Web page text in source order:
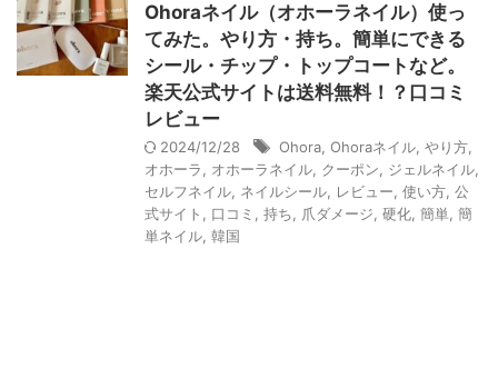
Ohoraネイル（オホーラネイル）使っ
てみた。やり方・持ち。簡単にできる
シール・チップ・トップコートなど。
楽天公式サイトは送料無料！？口コミ
レビュー
2024/12/28 Ohora Ohoraネイル やり方
オホーラ
オホーラネイル クーポン ジェルネイル
セルフネイル ネイルシール レビュー 使い方 公
式サイト
口コミ 持ち 爪ダメージ 硬化 簡単 簡
単ネイル 韓国